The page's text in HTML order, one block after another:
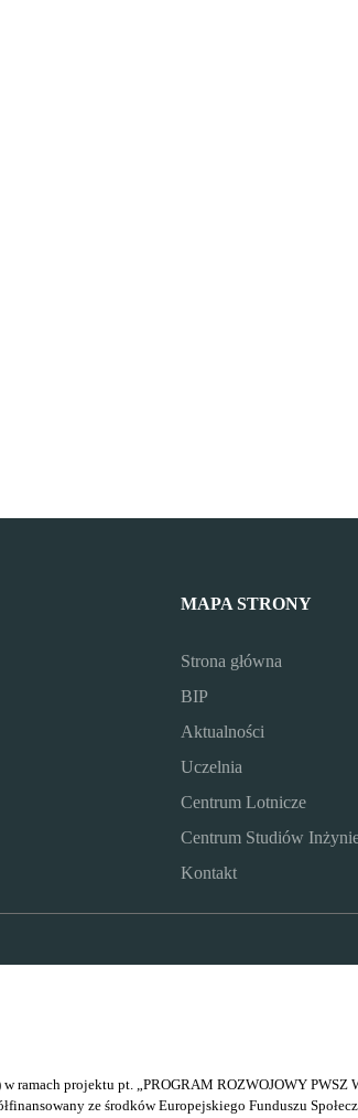
MAPA STRONY
Strona główna
BIP
Aktualności
Uczelnia
Centrum Lotnicze
Centrum Studiów
Kontakt
ramach projektu pt. „PROGRAM ROZWOJOWY
ze środków Europejskiego Funduszu